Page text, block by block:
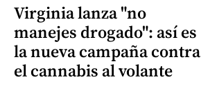
Virginia lanza "no
manejes drogado": así es
la nueva campaña contra
el cannabis al volante